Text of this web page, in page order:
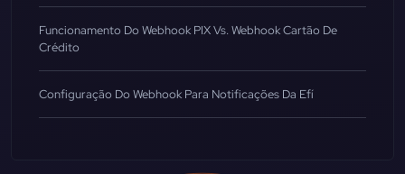
Funcionamento Do Webhook PIX Vs. Webhook Cartão De
Crédito
Configuração Do Webhook Para Notificações Da Efí